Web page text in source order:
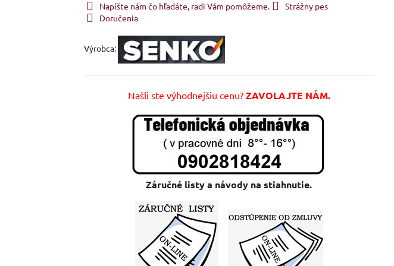
Napíšte nám čo hľadáte, radi Vám pomôžeme.
Strážny pes
Doručenia
Výrobca:
Našli ste výhodnejšiu cenu? ZAVOLAJTE NÁM.
Záručné listy a návody na stiahnutie.